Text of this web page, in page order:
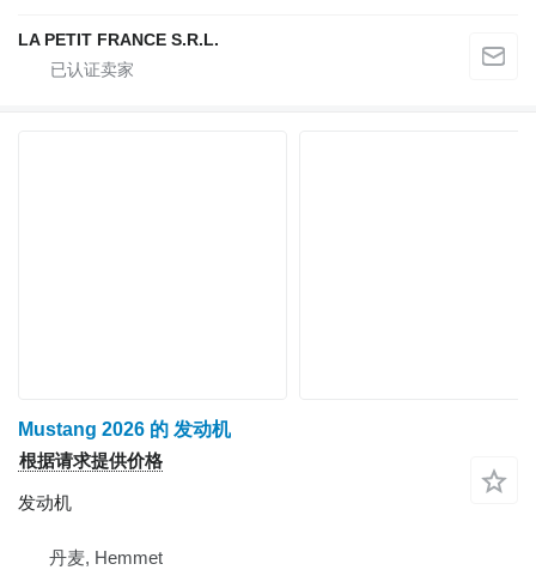
LA PETIT FRANCE S.R.L.
Mustang 2026 的 发动机
根据请求提供价格
发动机
丹麦, Hemmet